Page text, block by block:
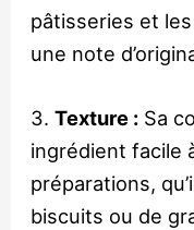
pâtisseries et
une note
3.Texture : Sa
ingrédient facile
préparations,
biscuits ou de